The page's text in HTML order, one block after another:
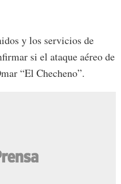
y los servicios de
si el ataque aéreo de
“El Checheno”.